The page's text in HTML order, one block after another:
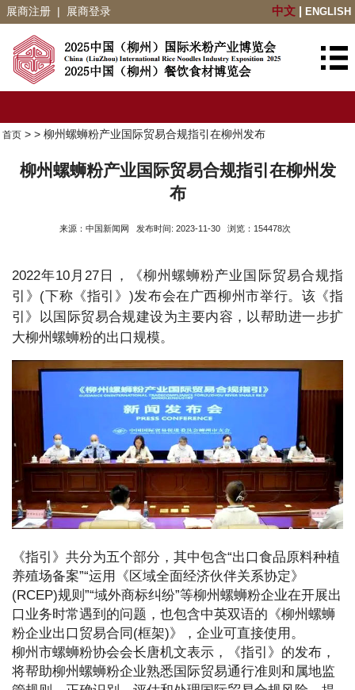
展商注册 | 展商登录 中文 ENGLISH
首页 > > 柳州螺蛳粉产业国际贸易合规指引在柳州发布
柳州螺蛳粉产业国际贸易合规指引在柳州发
布
来源：中国新闻网 发布时间: 2023-11-30 浏览：154478次
2022年10月27日，《柳州螺蛳粉产业国际贸易合规指
引》(下称《指引》)发布会在广西柳州市举行。该《指
引》以国际贸易合规建设为主要内容，以帮助进一步扩
大柳州螺蛳粉的出口规模。
《指引》共分为五个部分，其中包含“出口食品原料种植
养殖场备案”“运用《区域全面经济伙伴关系协定》
(RCEP)规则”“域外商标纠纷”等柳州螺蛳粉企业在开展出
口业务时常遇到的问题，也包含中英双语的《柳州螺蛳
粉企业出口贸易合同(框架)》，企业可直接使用。
柳州市螺蛳粉协会会长唐机文表示，《指引》的发布，
将帮助柳州螺蛳粉企业熟悉国际贸易通行准则和属地监